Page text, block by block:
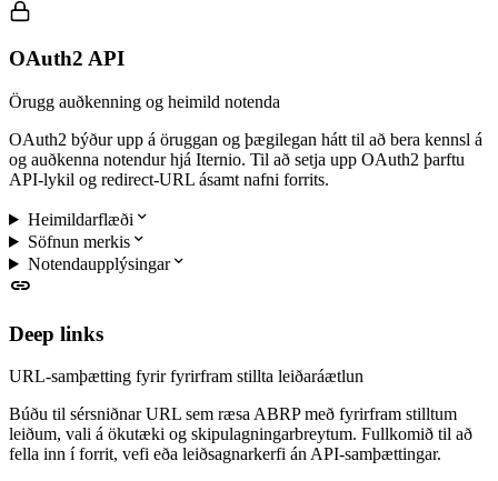
OAuth2 API
Örugg auðkenning og heimild notenda
OAuth2 býður upp á öruggan og þægilegan hátt til að bera kennsl á
og auðkenna notendur hjá Iternio. Til að setja upp OAuth2 þarftu
API-lykil og redirect-URL ásamt nafni forrits.
Heimildarflæði 
Söfnun merkis
Notendaupplýsingar

Deep links
URL-samþætting fyrir fyrirfram stillta leiðaráætlun
Búðu til sérsniðnar URL sem ræsa ABRP með fyrirfram stilltum
leiðum, vali á ökutæki og skipulagningarbreytum. Fullkomið til að
fella inn í forrit, vefi eða leiðsagnarkerfi án API-samþættingar.